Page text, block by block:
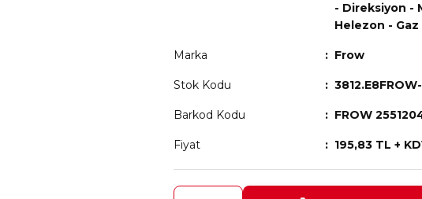
- Direksiyon -
Helezon -
Marka Frow
Stok Kodu
Barkod Kodu FROW
Fiyat 195,83 TL +